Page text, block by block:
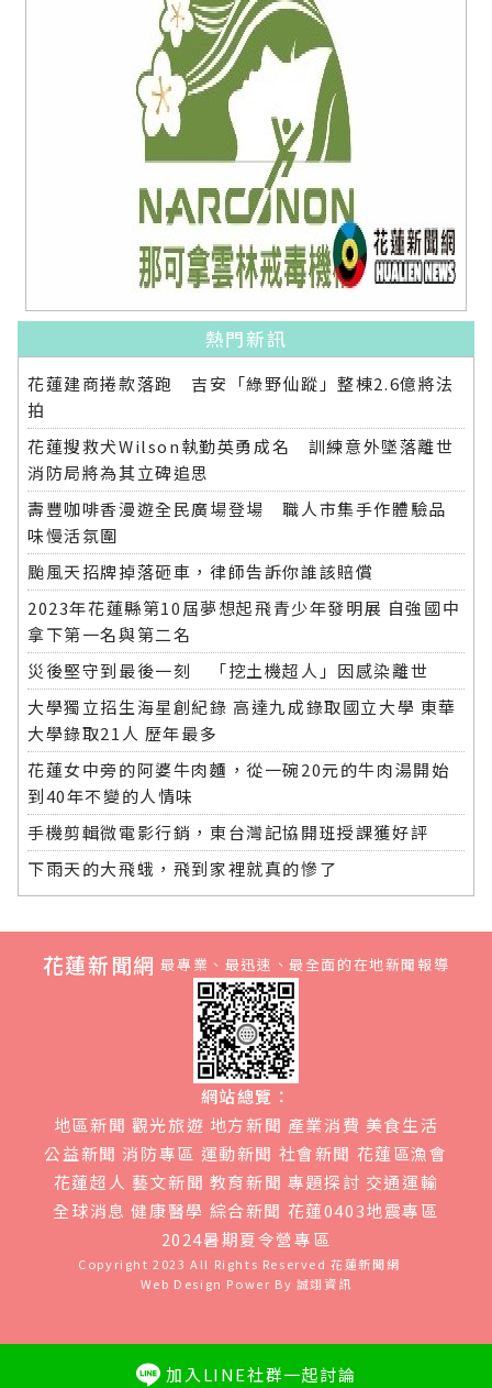
熱門新訊
花蓮建商捲款落跑 吉安「綠野仙蹤」整棟2.6億將法
拍
花蓮搜救犬Wilson執勤英勇成名 訓練意外墜落離世
消防局將為其立碑追思
壽豐咖啡香漫遊全民廣場登場 職人市集手作體驗品
味慢活氛圍
颱風天招牌掉落砸車，律師告訴你誰該賠償
2023年花蓮縣第10屆夢想起飛青少年發明展 自強國中
拿下第一名與第二名
災後堅守到最後一刻 「挖土機超人」因感染離世
大學獨立招生海星創紀錄 高達九成錄取國立大學 東華
大學錄取21人 歷年最多
花蓮女中旁的阿婆牛肉麵，從一碗20元的牛肉湯開始
到40年不變的人情味
手機剪輯微電影行銷，東台灣記協開班授課獲好評
下雨天的大飛蛾，飛到家裡就真的慘了
花蓮新聞網 最專業、最迅速、最全面的在地新聞報導
網站總覽：
地區新聞 觀光旅遊 地方新聞 產業消費 美食生活
公益新聞 消防專區 運動新聞 社會新聞 花蓮區漁會
花蓮超人 藝文新聞 教育新聞 專題探討 交通運輸
全球消息 健康醫學 綜合新聞 花蓮0403地震專區
2024暑期夏令營專區
Copyright 2023 All Rights Reserved花蓮新聞網
Web Design Power By 誠翊資訊
加入LINE社群一起討論